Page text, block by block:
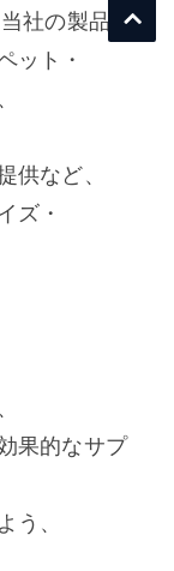
社の製品は
ット・
供など、
ズ・
果的なサプ
う、